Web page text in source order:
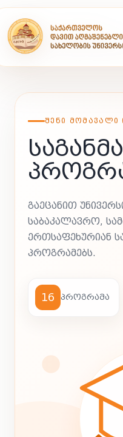
ᲨᲔᲜᲘ ᲛᲝᲛᲐᲕᲐᲚᲘ
ᲒᲐᲔᲪᲐᲜᲘᲗ
ᲡᲐᲑᲐᲙᲐᲚᲐᲕᲠᲝ,
ᲔᲠᲗᲡᲐᲤᲔᲮᲣᲠᲘᲐᲜ
ᲞᲠᲝᲒᲠᲐᲛᲔᲑᲡ.
16 ᲞᲠᲝᲒᲠᲐᲛᲐ